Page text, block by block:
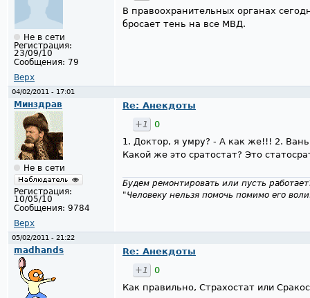
Не в сети
Регистрация:
23/09/10
Сообщения: 79
Верх
В правоохранительных органах
бросает тень на все МВД.
04/02/2011 - 17:01
Минздрав
Не в сети
Регистрация:
10/05/10
Сообщения: 9784
Верх
Re: Анекдоты
+1
0
1. Доктор, я умру? - А как же!!! 2.
Какой же это сратостат? Это
Будем ремонтировать или пусть
"Человеку нельзя помочь помимо его
05/02/2011 - 21:22
madhands
Re: Анекдоты
+1
0
Как правильно, Страхостат или